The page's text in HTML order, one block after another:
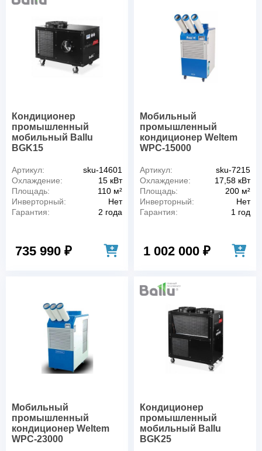
Кондиционер
промышленный
мобильный Ballu
BGK15
Артикул:
sku-14601
Охлаждение:
15 кВт
Площадь:
110 м²
Инверторный:
Нет
Гарантия:
2 года
735 990 ₽
Мобильный
промышленный
кондиционер Weltem
WPC-15000
Артикул:
sku-7215
Охлаждение:
17,58 кВт
Площадь:
200 м²
Инверторный:
Нет
Гарантия:
1 год
1 002 000 ₽
Мобильный
промышленный
кондиционер Weltem
WPC-23000
Кондиционер
промышленный
мобильный Ballu
BGK25